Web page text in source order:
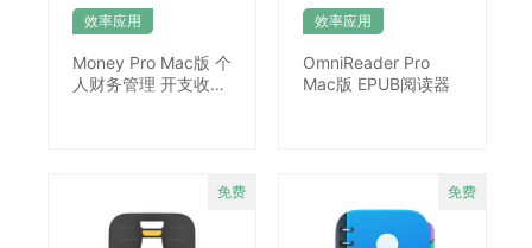
效率应用
Money Pro Mac版 个
人财务管理 开支收入
效率应用
OmniReader Pro
Mac版 EPUB阅读器